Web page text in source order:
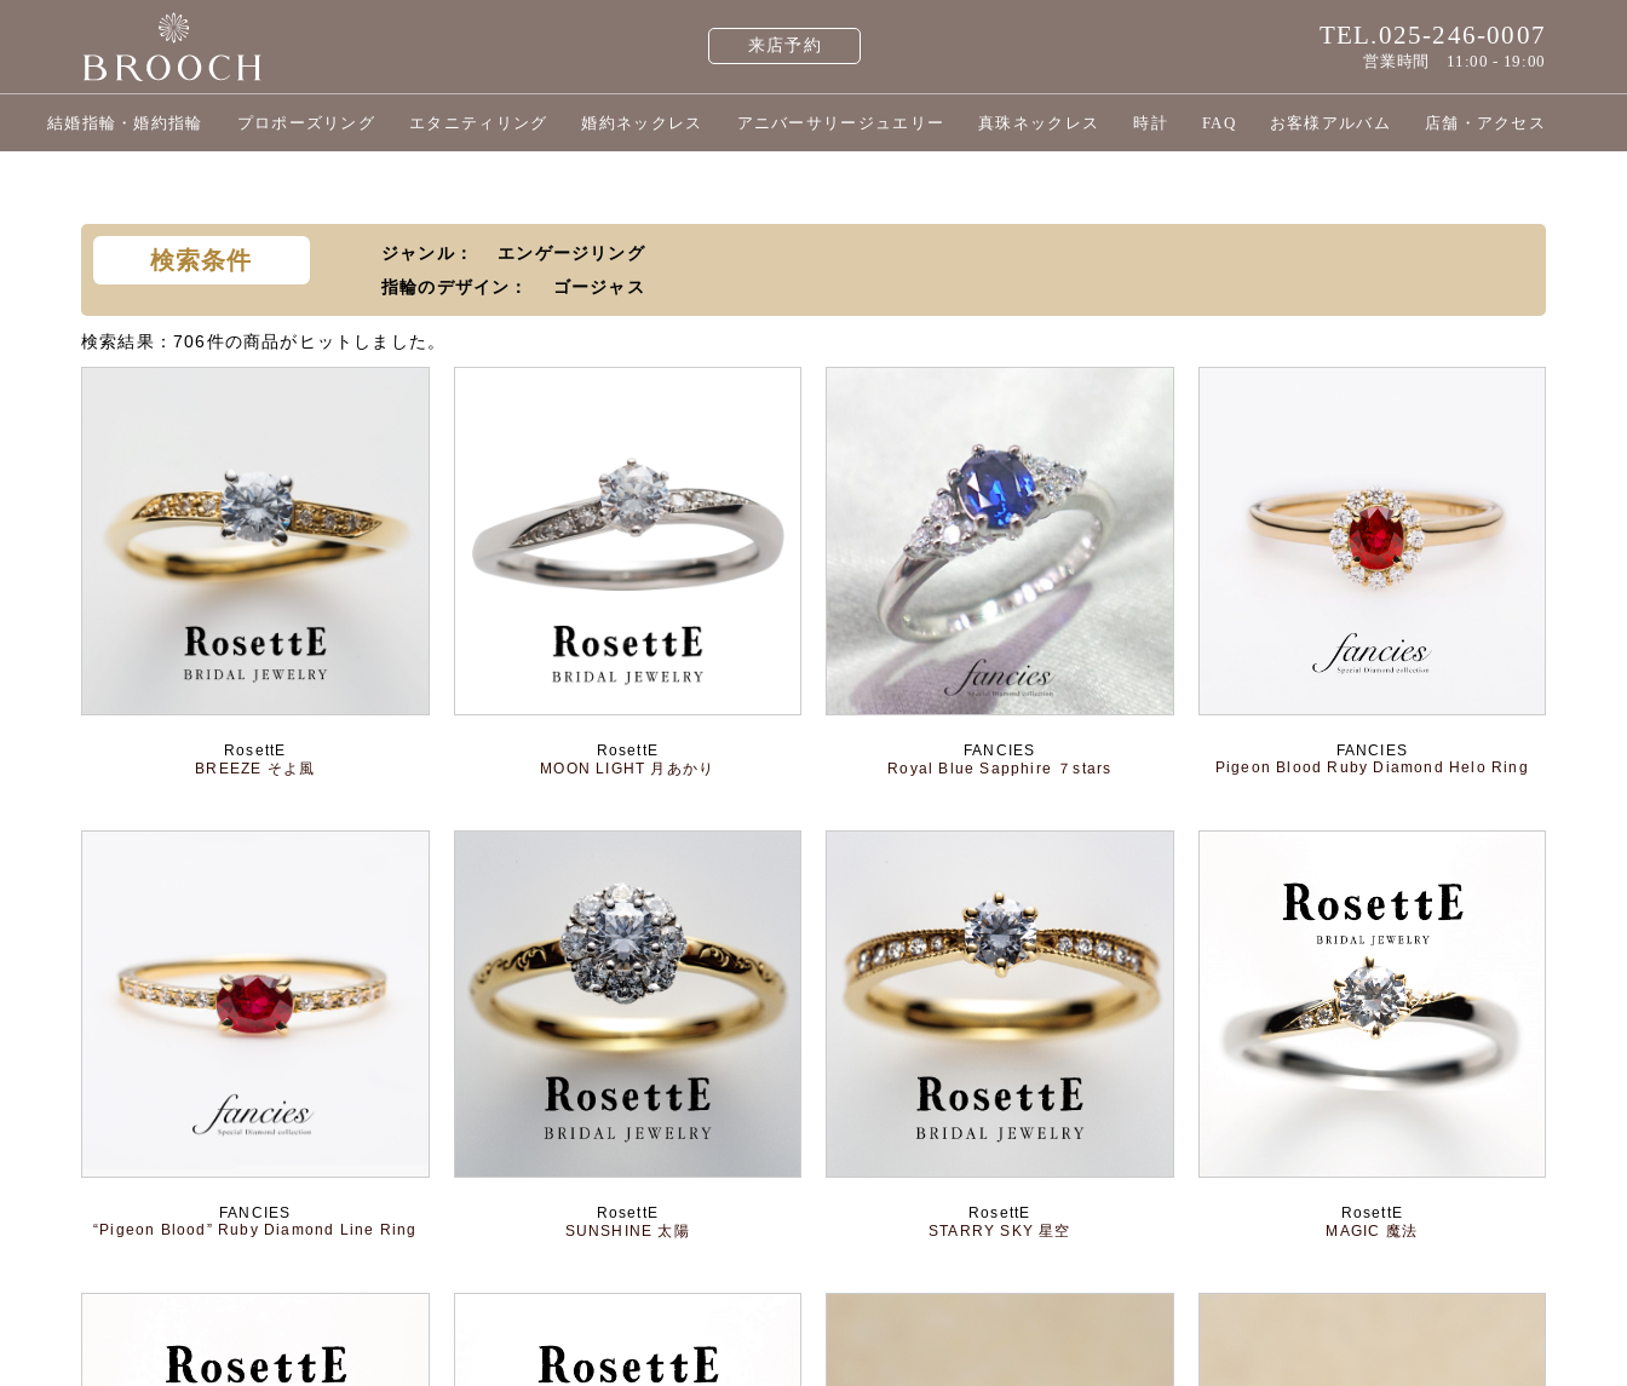
来店予約 TEL.025-246-0007
営業時間 11:00 - 19:00
結婚指輪・婚約指輪 プロポーズリング エタニティリング 婚約ネックレス アニバーサリージュエリー 真珠ネックレス 時計 FAQ お客様アルバム 店舗・アクセス
検索条件 ジャンル
エンゲージリング
指輪のデザイン
ゴージャス
検索結果： 706件の商品がヒットしました。
RosettE
BREEZE そよ風
RosettE
MOON LIGHT 月あかり
FANCIES
Royal Blue Sapphire ７stars
FANCIES
Pigeon Blood Ruby Diamond Helo Ring
FANCIES
“Pigeon Blood” Ruby Diamond Line Ring
RosettE
SUNSHINE 太陽
RosettE
STARRY SKY 星空
RosettE
MAGIC 魔法